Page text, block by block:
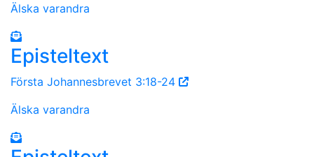
Älska varandra
Episteltext
Första Johannesbrevet 3:18-24
Älska varandra